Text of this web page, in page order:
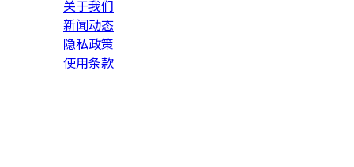
关于我们
新闻动态
隐私政策
使用条款